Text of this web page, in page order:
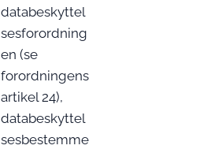
databeskyttel
sesforordning
en (se
forordningens
artikel 24),
databeskyttel
sesbestemme